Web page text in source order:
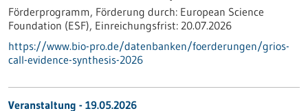
Förderprogramm, Förderung durch: European Science
Foundation (ESF), Einreichungsfrist: 20.07.2026
https://www.bio-pro.de/datenbanken/foerderungen/grios-
call-evidence-synthesis-2026
Veranstaltung - 19.05.2026